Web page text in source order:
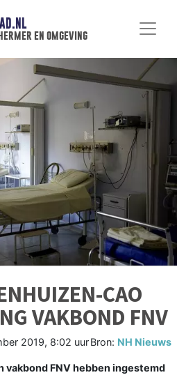
en omgeving
CAO
VAKBOND FNV
2019, 8:02 uurBron: NH Nieuws
vakbond FNV hebben ingestemd